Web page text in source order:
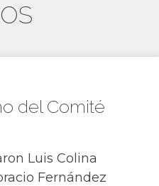
del Comité
Luis Colina
Fernández